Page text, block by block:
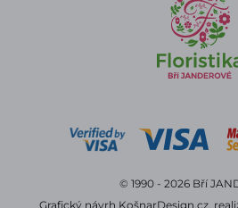
© 1990 - 2026 Bří
Grafický návrh KošnarDesign.cz,